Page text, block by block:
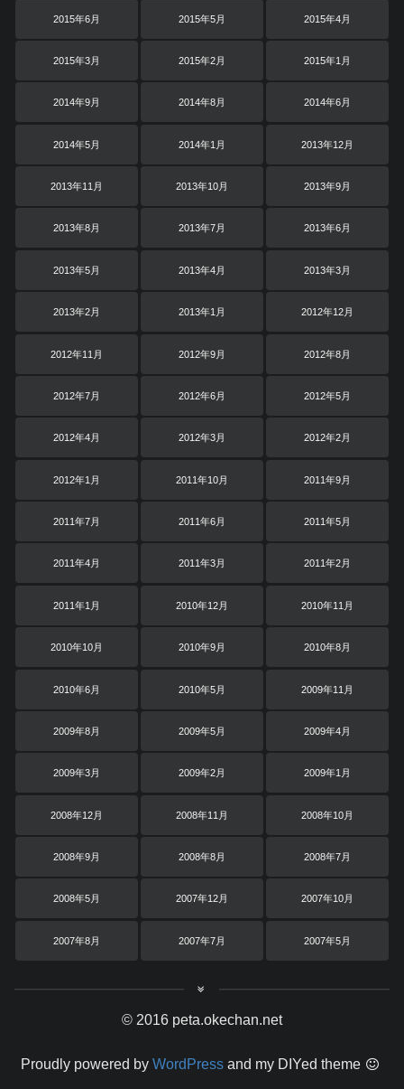
2015年6月 2015年5月 2015年4月
2015年3月 2015年2月 2015年1月
2014年9月 2014年8月 2014年6月
2014年5月 2014年1月 2013年12月
2013年11月 2013年10月 2013年9月
2013年8月 2013年7月 2013年6月
2013年5月 2013年4月 2013年3月
2013年2月 2013年1月 2012年12月
2012年11月 2012年9月 2012年8月
2012年7月 2012年6月 2012年5月
2012年4月 2012年3月 2012年2月
2012年1月 2011年10月 2011年9月
2011年7月 2011年6月 2011年5月
2011年4月 2011年3月 2011年2月
2011年1月 2010年12月 2010年11月
2010年10月 2010年9月 2010年8月
2010年6月 2010年5月 2009年11月
2009年8月 2009年5月 2009年4月
2009年3月 2009年2月 2009年1月
2008年12月 2008年11月 2008年10月
2008年9月 2008年8月 2008年7月
2008年5月 2007年12月 2007年10月
2007年8月 2007年7月 2007年5月
© 2016 peta.okechan.net
Proudly powered by WordPressand my DIYed theme